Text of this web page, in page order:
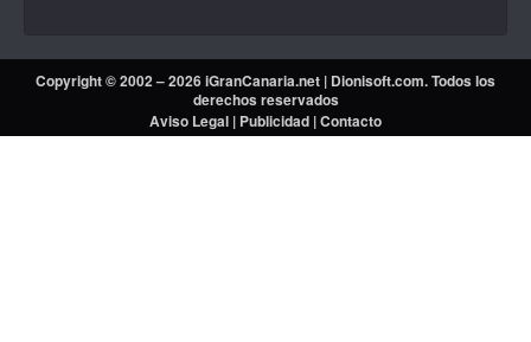
Copyright © 2002 – 2026 iGranCanaria.net | Dionisoft.com. Todos los
derechos reservados
Aviso Legal | Publicidad |Contacto